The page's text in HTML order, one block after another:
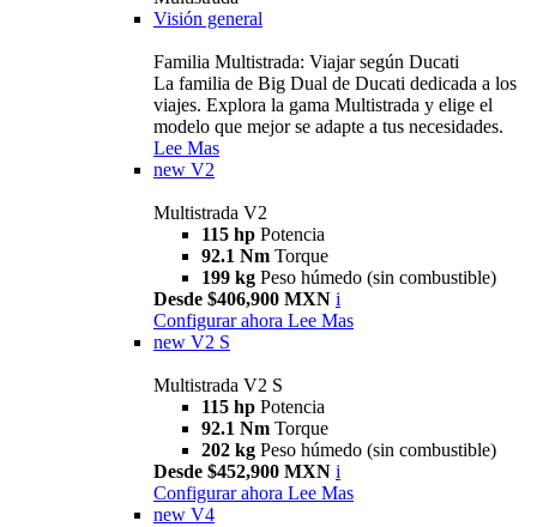
Visión general
Familia Multistrada: Viajar según Ducati
La familia de Big Dual de Ducati dedicada a los
viajes. Explora la gama Multistrada y elige el
modelo que mejor se adapte a tus necesidades.
Lee Mas
new V2
Multistrada V2
115 hp Potencia
92.1 Nm Torque
199 kg Peso húmedo (sin combustible)
Desde $406,900 MXN i
Configurar ahora Lee Mas
new V2 S
Multistrada V2 S
115 hp Potencia
92.1 Nm Torque
202 kg Peso húmedo (sin combustible)
Desde $452,900 MXN i
Configurar ahora Lee Mas
new V4